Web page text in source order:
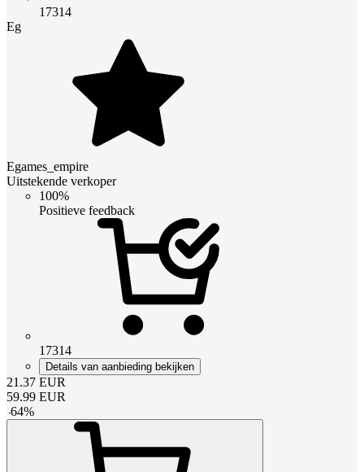
17314
Eg
Egames_empire
Uitstekende verkoper
100%
Positieve feedback
17314
Details van aanbieding bekijken
21.37 EUR
59.99 EUR
-64%